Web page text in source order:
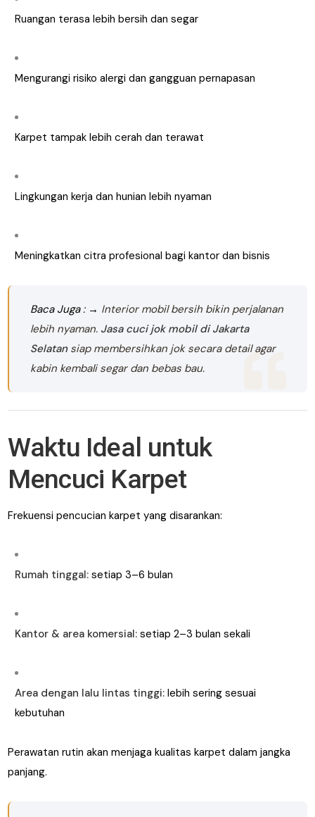
Ruangan terasa lebih bersih dan segar
Mengurangi risiko alergi dan gangguan pernapasan
Karpet tampak lebih cerah dan terawat
Lingkungan kerja dan hunian lebih nyaman
Meningkatkan citra profesional bagi kantor dan bisnis
Baca Juga : → Interior mobil bersih bikin perjalanan
lebih nyaman. Jasa cuci jok mobil di Jakarta
Selatansiap membersihkan jok secara detail agar
kabin kembali segar dan bebas bau.
Waktu Ideal untuk
Mencuci Karpet
Frekuensi pencucian karpet yang disarankan:
Rumah tinggal: setiap 3–6 bulan
Kantor & area komersial: setiap 2–3 bulan sekali
Area dengan lalu lintas tinggi: lebih sering sesuai
kebutuhan
Perawatan rutin akan menjaga kualitas karpet dalam jangka
panjang.